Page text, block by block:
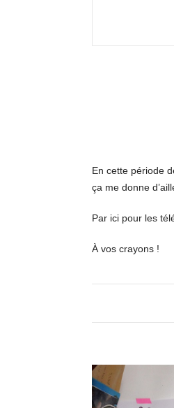
En cette période
ça me donne
Par ici pour les
À vos crayons !